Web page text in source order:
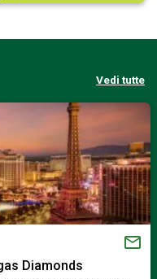
Vedi tutte
Diamonds